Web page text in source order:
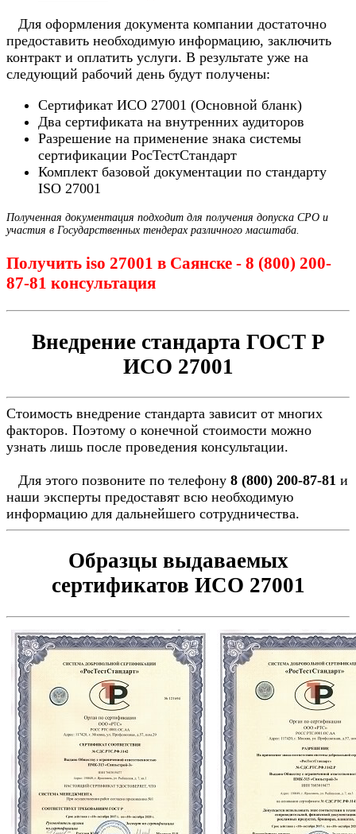
Для оформления документа компании достаточно
предоставить необходимую информацию, заключить
контракт и оплатить услуги. В результате уже на
следующий рабочий день будут получены:
Сертификат ИСО 27001 (Основной бланк)
Два сертификата на внутренних аудиторов
Разрешение на применение знака системы
сертификации РосТестСтандарт
Комплект базовой документации по стандарту
ISO 27001
Полученная документация подходит для получения допуска СРО и
участия в Государственных тендерах различного масштаба.
Получить iso 27001 в Саянске - 8 (800) 200-
87-81 консультация
Внедрение стандарта ГОСТ Р
ИСО 27001
Стоимость внедрение стандарта зависит от многих
факторов. Поэтому о конечной стоимости можно
узнать лишь после проведения консультации.
Для этого позвоните по телефону 8 (800) 200-87-81 и
наши эксперты предоставят всю необходимую
информацию для дальнейшего сотрудничества.
Образцы выдаваемых
сертификатов ИСО 27001